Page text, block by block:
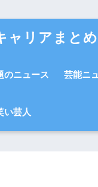
ャリアまと
のニュース 芸能ニ
い芸人